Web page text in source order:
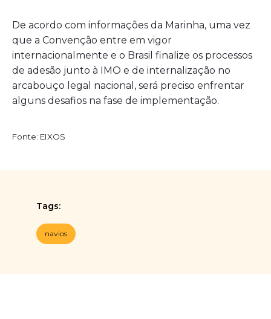
De acordo com informações da Marinha, uma vez
que a Convenção entre em vigor
internacionalmente e o Brasil finalize os processos
de adesão junto à IMO e de internalização no
arcabouço legal nacional, será preciso enfrentar
alguns desafios na fase de implementação.
Fonte: EIXOS
Tags:
navios